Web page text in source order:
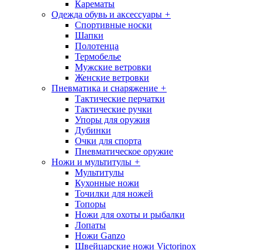
Карематы
Одежда обувь и аксессуары +
Спортивные носки
Шапки
Полотенца
Термобелье
Мужские ветровки
Женские ветровки
Пневматика и снаряжение +
Тактические перчатки
Тактические ручки
Упоры для оружия
Дубинки
Очки для спорта
Пневматическое оружие
Ножи и мультитулы +
Мультитулы
Кухонные ножи
Точилки для ножей
Топоры
Ножи для охоты и рыбалки
Лопаты
Ножи Ganzo
Швейцарские ножи Victorinox